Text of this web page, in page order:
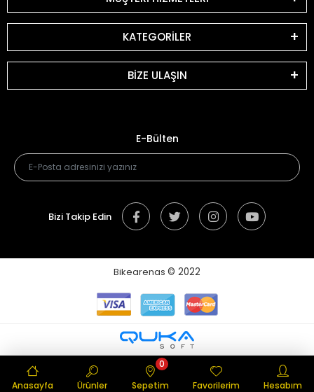
KATEGORİLER
BİZE ULAŞIN
E-Bülten
Bizi Takip Edin
Bikearenas © 2022
Anasayfa Ürünler Sepetim
0
Favorilerim
Hesabım